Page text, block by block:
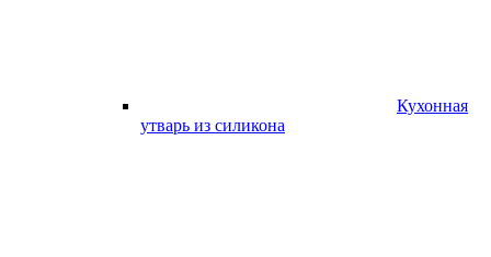
Кухонная
утварь из силикона